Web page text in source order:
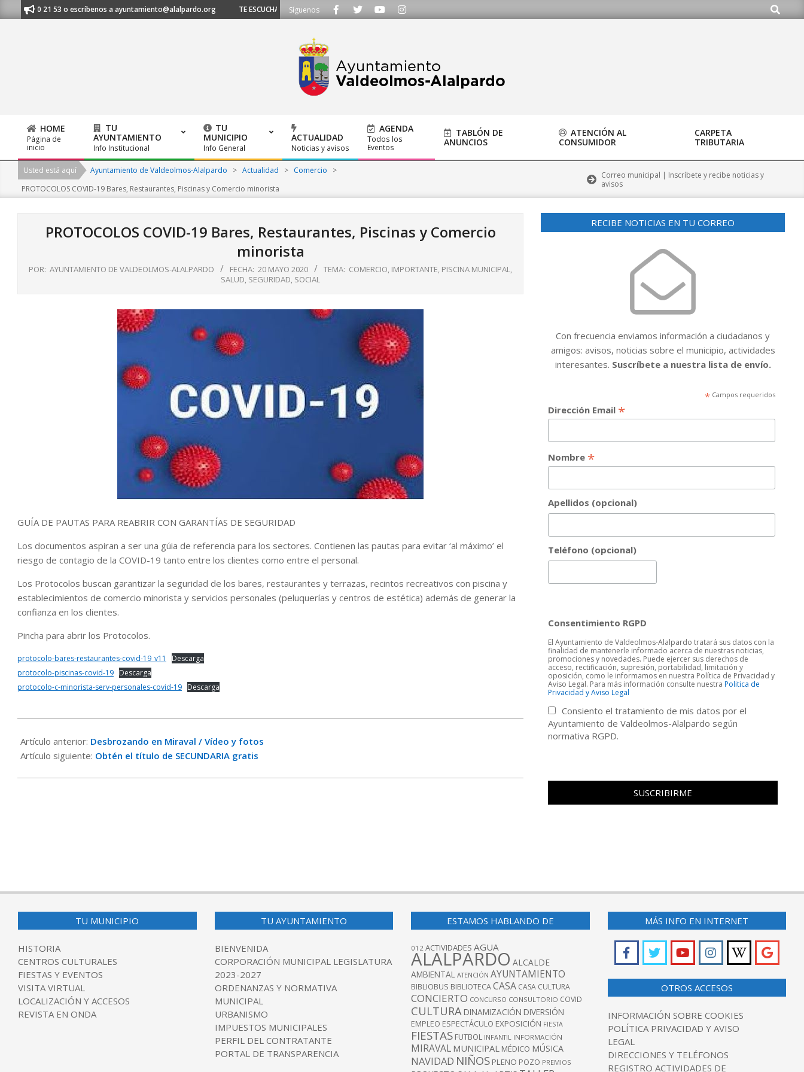
to
al 91 620 21 53 o escríbenos a ayuntamiento@alalpardo.org TE ESCUCHAMOS - Llámanos al 91 620 21 53 o escríbenos a ayuntamiento@alalpardo.org
Síguenos Buscar
Primary
Navigation
Menu
HOME
Página de
inicio
TU
AYUNTAMIENTO
Info Institucional
TU
MUNICIPIO
Info General
ACTUALIDAD
Noticias y avisos
AGENDA
Todos los
Eventos
TABLÓN DE
ANUNCIOS
ATENCIÓN AL
CONSUMIDOR
CARPETA
TRIBUTARIA
Usted está aquí Ayuntamiento de Valdeolmos-Alalpardo > Actualidad > Comercio
>
PROTOCOLOS COVID-19 Bares, Restaurantes, Piscinas y Comercio minorista
Correo municipal | Inscríbete y recibe noticias y
avisos
PROTOCOLOS COVID-19 Bares, Restaurantes, Piscinas y Comercio
minorista
POR: AYUNTAMIENTO DE VALDEOLMOS-ALALPARDO FECHA: 20 MAYO 2020 TEMA: COMERCIO, IMPORTANTE, PISCINA MUNICIPAL,
SALUD, SEGURIDAD, SOCIAL
GUÍA DE PAUTAS PARA REABRIR CON GARANTÍAS DE SEGURIDAD
Los documentos aspiran a ser una gúia de referencia para los sectores. Contienen las pautas para evitar ‘al máximo’ el
riesgo de contagio de la COVID-19 tanto entre los clientes como entre el personal.
Los Protocolos buscan garantizar la seguridad de los bares, restaurantes y terrazas, recintos recreativos con piscina y
establecimientos de comercio minorista y servicios personales (peluquerías y centros de estética) además de generar la
confianza en los clientes.
Pincha para abrir los Protocolos.
protocolo-bares-restaurantes-covid-19_v11
Descarga
protocolo-piscinas-covid-19 Descarga
protocolo-c-minorista-serv-personales-covid-19 Descarga
05-
20
Artículo anterior: Desbrozando en Miraval / Vídeo y fotos
Artículo siguiente: Obtén el título de SECUNDARIA gratis
RECIBE NOTICIAS EN TU CORREO
Con frecuencia enviamos información a ciudadanos y
amigos: avisos, noticias sobre el municipio, actividades
interesantes. Suscríbete a nuestra lista de envío.
* Campos requeridos
Dirección Email *
Nombre *
Apellidos (opcional)
Teléfono (opcional)
Consentimiento RGPD
El Ayuntamiento de Valdeolmos-Alalpardo tratará sus datos con la
finalidad de mantenerle informado acerca de nuestras noticias,
promociones y novedades. Puede ejercer sus derechos de
acceso, rectificación, supresión, portabilidad, limitación y
oposición, como le informamos en nuestra Política de Privacidad y
Aviso Legal. Para más información consulte nuestraPolitica de
Privacidad y Aviso Legal
Consiento el tratamiento de mis datos por el
Ayuntamiento de Valdeolmos-Alalpardo según
normativa RGPD.
TU MUNICIPIO
HISTORIA
CENTROS CULTURALES
FIESTAS Y EVENTOS
VISITA VIRTUAL
LOCALIZACIÓN Y ACCESOS
REVISTA EN ONDA
TU AYUNTAMIENTO
BIENVENIDA
CORPORACIÓN MUNICIPAL LEGISLATURA
2023-2027
ORDENANZAS Y NORMATIVA
MUNICIPAL
URBANISMO
IMPUESTOS MUNICIPALES
PERFIL DEL CONTRATANTE
PORTAL DE TRANSPARENCIA
ESTAMOS HABLANDO DE
012 ACTIVIDADES AGUA
ALALPARDO ALCALDE
AMBIENTAL ATENCIÓN AYUNTAMIENTO
BIBLIOBUS BIBLIOTECACASA CASA CULTURA
CONCIERTO CONCURSO CONSULTORIO COVID
CULTURA DINAMIZACIÓN DIVERSIÓN
EMPLEO ESPECTÁCULO EXPOSICIÓN FIESTA
FIESTAS FUTBOL INFANTIL INFORMACIÓN
MIRAVAL MUNICIPAL MÉDICO MÚSICA
NAVIDAD NIÑOS PLENO POZO PREMIOS
MÁS INFO EN INTERNET
OTROS ACCESOS
INFORMACIÓN SOBRE COOKIES
POLÍTICA PRIVACIDAD Y AVISO
LEGAL
DIRECCIONES Y TELÉFONOS
REGISTRO ACTIVIDADES DE